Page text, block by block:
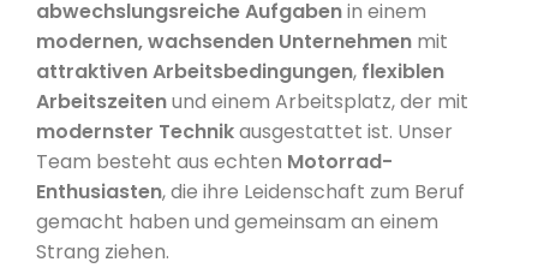
abwechslungsreiche Aufgabenin einem
modernen, wachsenden Unternehmen mit
attraktiven Arbeitsbedingungen, flexiblen
Arbeitszeitenund einem Arbeitsplatz, der mit
modernster Technikausgestattet ist. Unser
Team besteht aus echten Motorrad-
Enthusiasten, die ihre Leidenschaft zum Beruf
gemacht haben und gemeinsam an einem
Strang ziehen.